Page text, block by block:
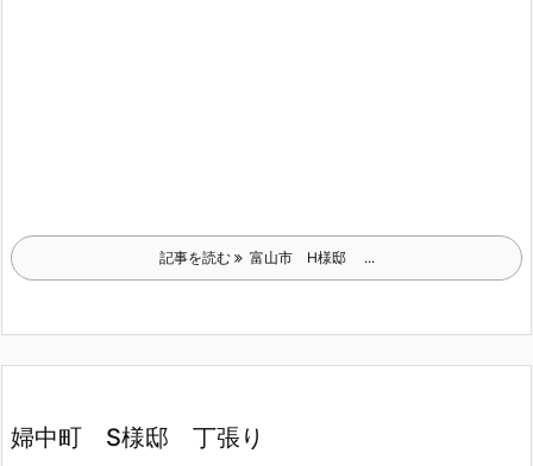
記事を読む 富山市 H様邸 ...
婦中町 S様邸 丁張り